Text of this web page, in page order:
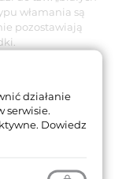
włamania są
pozostawiają
działanie
serwisie.
Dowiedz